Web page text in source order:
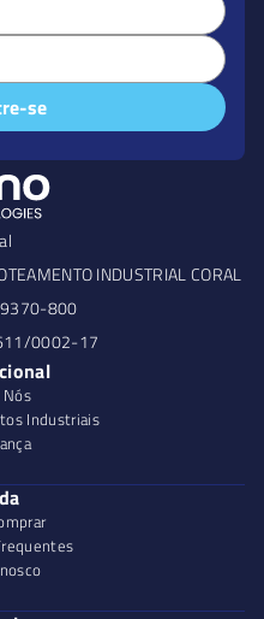
se
INDUSTRIAL CORAL
800
0002-17
Industriais